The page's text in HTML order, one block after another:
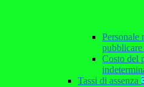
Personale
Costo del
Tassi di assenza